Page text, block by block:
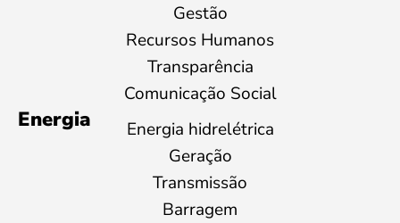
Gestão
Recursos Humanos
Transparência
Comunicação Social
Energia
Energia hidrelétrica
Geração
Transmissão
Barragem